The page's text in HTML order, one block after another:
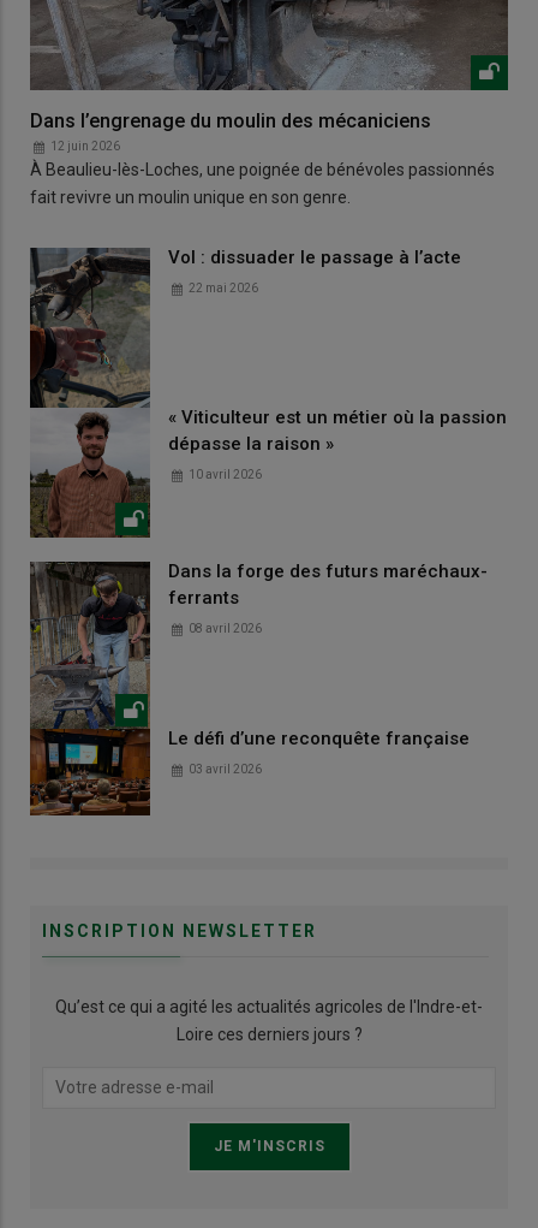
Dans l’engrenage du moulin des mécaniciens
12 juin 2026
À Beaulieu-lès-Loches, une poignée de bénévoles passionnés
fait revivre un moulin unique en son genre.
Vol : dissuader le passage à l’acte
22 mai 2026
« Viticulteur est un métier où la passion
dépasse la raison »
10 avril 2026
Dans la forge des futurs maréchaux-
ferrants
08 avril 2026
Le défi d’une reconquête française
03 avril 2026
INSCRIPTION NEWSLETTER
Qu’est ce qui a agité les actualités agricoles de l'Indre-et-
Loire ces derniers jours ?